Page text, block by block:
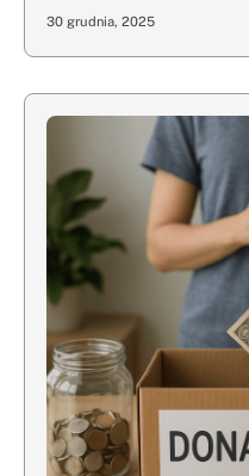
30 grudnia, 2025